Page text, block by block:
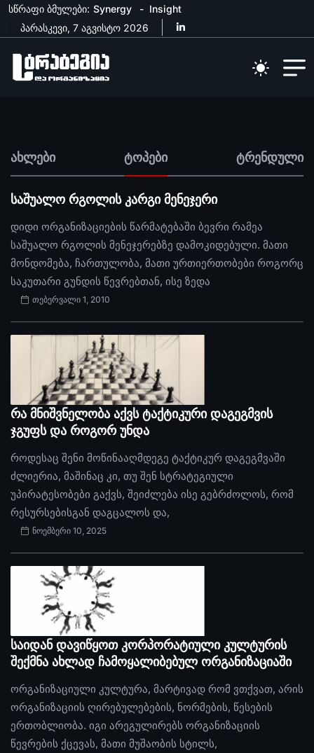
სწრაფი ბმულები: Synergy
Insight
პარასკევი, 7 აგვისტო 2026
ახლები ტოპები ტრენდული
საშუალო რგოლის კარგი მენეჯერი
დიდი ორგანიზაციების წარმატებაში ბევრი რამეა
საშუალო რგოლის მენეჯერებზე დამოკიდებული. მათი
მონდომება, ჩართულობა, მათი ურთიერთობები როგორც
საკუთარი გუნდის წევრებთან, ისე ზედა
თებერვალი 1, 2010
რა მნიშვნელობა აქვს ტაქტიკური დაგეგმვის
ჯგუფს და როგორ უნდა
როდესაც შენი მოწინააღმდეგე ტაქტიკურ დაგეგმვაში
ძლიერია, მაშინაც კი, თუ შენ სტრატეგიული
უპირატესობები გაქვს, შეიძლება ისე გებრძოლოს, რომ
რესურსებისგან დაგცალოს და,
ნოემბერი 10, 2025
საიდან დავიწყოთ კორპორატიული კულტურის
შექმნა ახლად ჩამოყალიბებულ ორგანიზაციაში
ორგანიზაციული კულტურა, მარტივად რომ ვთქვათ, არის
ორგანიზაციის ღირებულებების, ნორმების, წესების
ერთობლიობა. იგი არეგულირებს ორგანიზაციის
წევრების ქცევას, მათი მუშაობის სტილს,